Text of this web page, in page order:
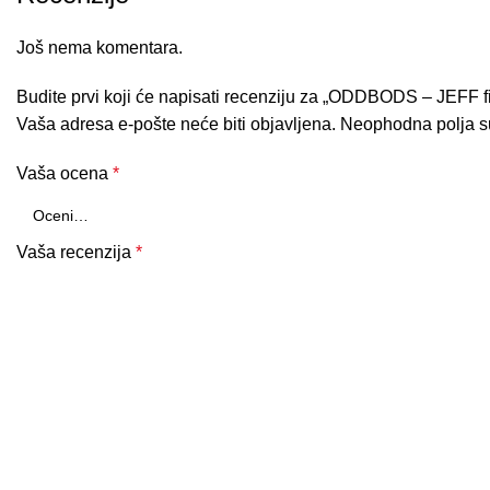
Još nema komentara.
Budite prvi koji će napisati recenziju za „ODDBODS – JEFF
Vaša adresa e-pošte neće biti objavljena. Neophodna polja
Vaša ocena*
Vaša recenzija*